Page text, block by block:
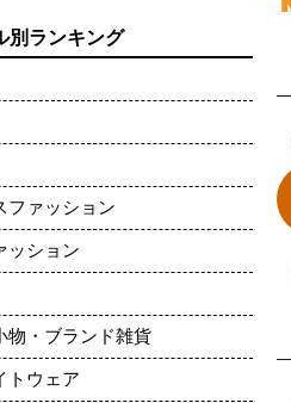
別ランキング
ファッション
ッション
物・ブランド雑貨
トウェア